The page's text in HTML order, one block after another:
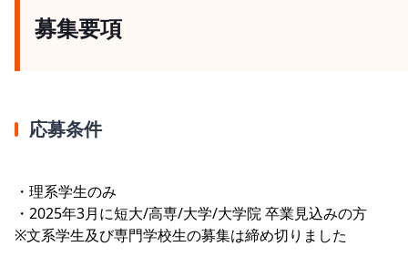
募集要項
応募条件
・理系学生のみ
・2025年3月に短大/高専/大学/大学院 卒業見込みの方
※文系学生及び専門学校生の募集は締め切りました